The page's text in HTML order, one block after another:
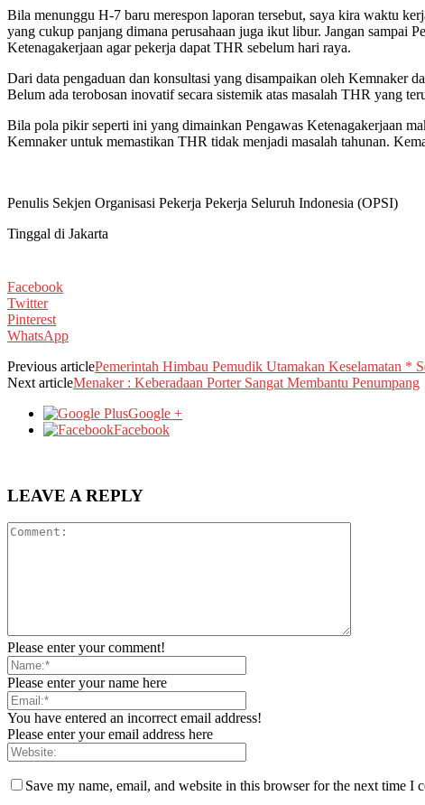
Bila menunggu H-7 baru merespon laporan tersebut, saya kira waktu
yang cukup panjang dimana perusahaan juga ikut libur. Jangan sampai
Ketenagakerjaan agar pekerja dapat THR sebelum hari raya.
Dari data pengaduan dan konsultasi yang disampaikan oleh Kemnaker
Belum ada terobosan inovatif secara sistemik atas masalah THR yang
Bila pola pikir seperti ini yang dimainkan Pengawas Ketenagakerjaan
Kemnaker untuk memastikan THR tidak menjadi masalah tahunan.
Penulis Sekjen Organisasi Pekerja Pekerja Seluruh Indonesia (OPSI)
Tinggal di Jakarta
Facebook
Twitter
Pinterest
WhatsApp
Previous articlePemerintah Himbau Pemudik Utamakan Keselamatan *
Next articleMenaker : Keberadaan Porter Sangat Membantu Penumpang
Google +
Facebook
LEAVE A REPLY
Please enter your comment!
Please enter your name here
You have entered an incorrect email address!
Please enter your email address here
Save my name, email, and website in this browser for the next time I